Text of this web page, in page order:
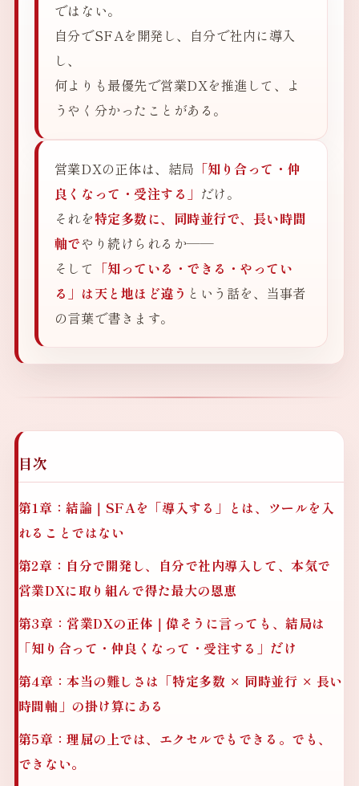
ではない。
自分でSFAを開発し、自分で社内に導入
し、
何よりも最優先で営業DXを推進して、よ
うやく分かったことがある。
営業DXの正体は、結局 「知り合って・仲
良くなって・受注する」 だけ。
それを特定多数に、同時並行で、長い時間
軸でやり続けられるか——
そして 「知っている・できる・やってい
る」は天と地ほど違う という話を、当事者
の言葉で書きます。
目次
第1章：結論｜SFAを「導入する」とは、ツールを入
れることではない
第2章：自分で開発し、自分で社内導入して、本気で
営業DXに取り組んで得た最大の恩恵
第3章：営業DXの正体｜偉そうに言っても、結局は
「知り合って・仲良くなって・受注する」だけ
第4章：本当の難しさは「特定多数 × 同時並行 × 長い
時間軸」の掛け算にある
第5章：理屈の上では、エクセルでもできる。でも、
できない。